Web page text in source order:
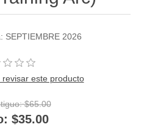
SEPTIEMBRE 2026
este producto
$65.00
$35.00